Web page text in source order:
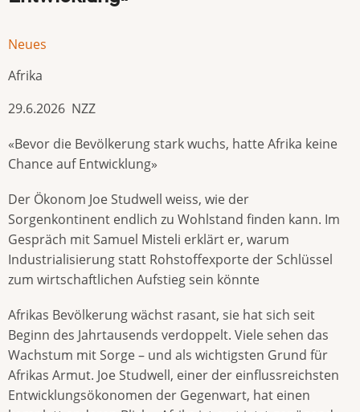
Neues
Afrika
29.6.2026 NZZ
«Bevor die Bevölkerung stark wuchs, hatte Afrika keine
Chance auf Entwicklung»
Der Ökonom Joe Studwell weiss, wie der
Sorgenkontinent endlich zu Wohlstand finden kann. Im
Gespräch mit Samuel Misteli erklärt er, warum
Industrialisierung statt Rohstoffexporte der Schlüssel
zum wirtschaftlichen Aufstieg sein könnte
Afrikas Bevölkerung wächst rasant, sie hat sich seit
Beginn des Jahrtausends verdoppelt. Viele sehen das
Wachstum mit Sorge – und als wichtigsten Grund für
Afrikas Armut. Joe Studwell, einer der einflussreichsten
Entwicklungsökonomen der Gegenwart, hat einen